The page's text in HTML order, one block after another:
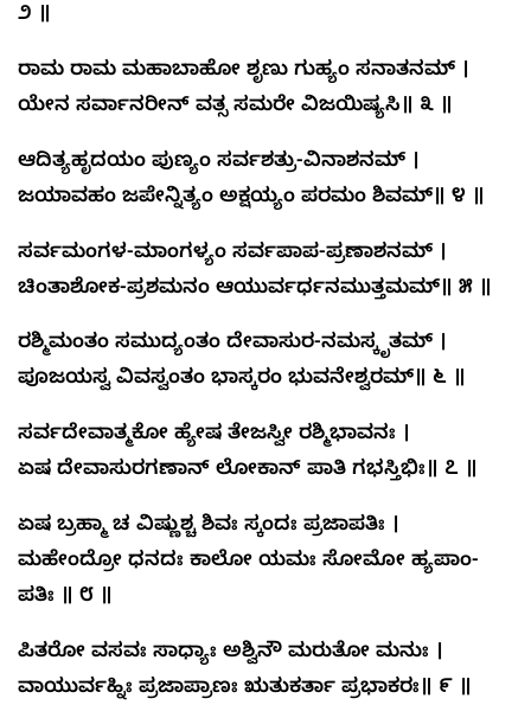
೨ ॥
ರಾಮ ರಾಮ ಮಹಾಬಾಹೋ ಶೃಣು ಗುಹ್ಯಂ ಸನಾತನಮ್ ।
ಯೇನ ಸರ್ವಾನರೀನ್ ವತ್ಸ ಸಮರೇ ವಿಜಯಿಷ್ಯಸಿ॥ ೩ ॥
ಆದಿತ್ಯಹೃದಯಂ ಪುಣ್ಯಂ ಸರ್ವಶತ್ರು-ವಿನಾಶನಮ್ ।
ಜಯಾವಹಂ ಜಪೇನ್ನಿತ್ಯಂ ಅಕ್ಷಯ್ಯಂ ಪರಮಂ ಶಿವಮ್॥ ೪ ॥
ಸರ್ವಮಂಗಳ-ಮಾಂಗಳ್ಯಂ ಸರ್ವಪಾಪ-ಪ್ರಣಾಶನಮ್ ।
ಚಿಂತಾಶೋಕ-ಪ್ರಶಮನಂ ಆಯುರ್ವರ್ಧನಮುತ್ತಮಮ್॥ ೫ ॥
ರಶ್ಮಿಮಂತಂ ಸಮುದ್ಯಂತಂ ದೇವಾಸುರ-ನಮಸ್ಕೃತಮ್ ।
ಪೂಜಯಸ್ವ ವಿವಸ್ವಂತಂ ಭಾಸ್ಕರಂ ಭುವನೇಶ್ವರಮ್॥ ೬ ॥
ಸರ್ವದೇವಾತ್ಮಕೋ ಹ್ಯೇಷ ತೇಜಸ್ವೀ ರಶ್ಮಿಭಾವನಃ ।
ಏಷ ದೇವಾಸುರಗಣಾನ್ ಲೋಕಾನ್ ಪಾತಿ ಗಭಸ್ತಿಭಿಃ॥ ೭ ॥
ಏಷ ಬ್ರಹ್ಮಾ ಚ ವಿಷ್ಣುಶ್ಚ ಶಿವಃ ಸ್ಕಂದಃ ಪ್ರಜಾಪತಿಃ ।
ಮಹೇಂದ್ರೋ ಧನದಃ ಕಾಲೋ ಯಮಃ ಸೋಮೋ ಹ್ಯಪಾಂ-
ಪತಿಃ ॥ ೮ ॥
ಪಿತರೋ ವಸವಃ ಸಾಧ್ಯಾಃ ಅಶ್ವಿನೌ ಮರುತೋ ಮನುಃ ।
ವಾಯುರ್ವಹ್ನಿಃ ಪ್ರಜಾಪ್ರಾಣಃ ಋತುಕರ್ತಾ ಪ್ರಭಾಕರಃ॥ ೯ ॥